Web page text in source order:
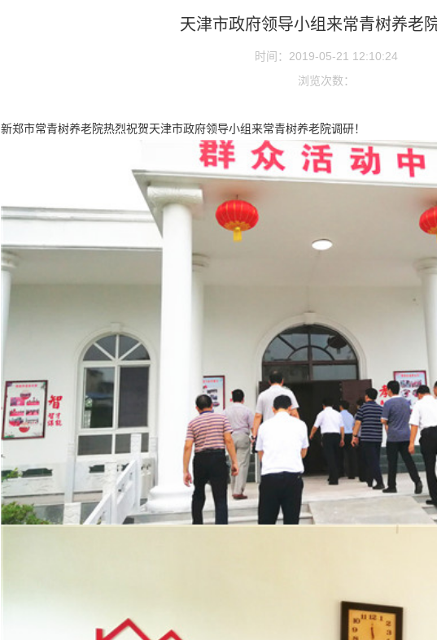
天津市政府领导小组来常青树养老
时间：2019-05-21 12:10:24
浏览次数：
新郑市常青树养老院热烈祝贺天津市政府领导小组来常青树养老院调研！